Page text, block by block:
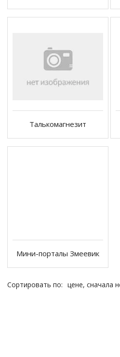
Талькомагнезит
Мини-порталы Змеевик
Сортировать по: цене, сначала